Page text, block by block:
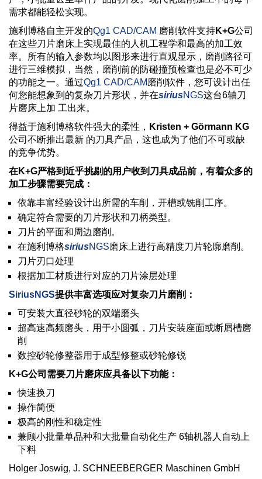
需求都能轻松实现。
施利博格自主开发的Qg1 CAD/CAM 磨削软件支持K+G公司
在这些刀片磨床上实现最佳的人机工程学和最高的加工效
率。所有的输入参数均以图形来进行直观显示，磨削路径可
进行三维模拟，当然，磨削前的防碰撞预检查也是必不可少
的功能之一。通过Qg1 CAD/CAM磨削软件，您可设计出任
何您能想象到的复杂刀片形状，并在siriusNGS这台6轴刀
片磨床上加 工出来。
得益于施利博格软件强大的柔性， Kristen + Görmann KG
公司不断推出最新 的刀具产品，这也成为了他们不可或缺
的竞争优势。
在K+G严格到近乎挑剔的用户收到刀具成品前，有着众多的
加工步骤需要完成：
依靠丰富经验设计出所需的车削，开槽或铣削工序。
确定符合需要的刀片形状和刀柄类型。
刀片的平面和周边磨削。
在施利博格siriusNGS磨床上进行高精度刀片轮廓磨削。
刀片刃口处理
根据加工材质进行对应的刀片涂层处理
SiriusNGS提供丰富选项应对复杂刀片磨削：
可安装大直径砂轮的双端磨头
超高速高频磨头，用于小圆弧，刀片安装座面或断屑槽磨
削
数控砂轮修整器用于成型修整或砂轮修锐
K+G公司需要刀片磨床应具备以下功能：
快速换刀
操作简便
极高的刚性和稳定性
兼顾小批量单品种和大批量自动化生产 6轴机器人自动上
下料
Holger Joswig, J. SCHNEEBERGER Maschinen GmbH